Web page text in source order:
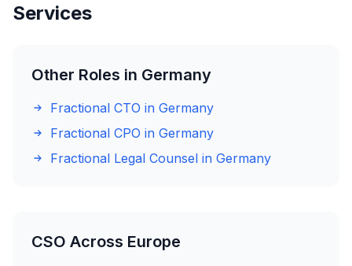
Services
Other Roles in Germany
Fractional CTO in Germany
Fractional CPO in Germany
Fractional Legal Counsel in Germany
CSO Across Europe